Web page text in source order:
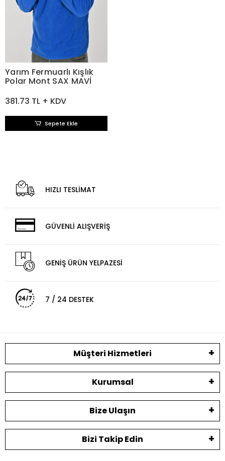
Yarım Fermuarlı Kışlık
Polar Mont SAX MAVİ
381.73 TL + KDV
Sepete Ekle
HIZLI TESLİMAT
GÜVENLİ ALIŞVERİŞ
GENİŞ ÜRÜN YELPAZESİ
7 / 24 DESTEK
Müşteri Hizmetleri
Kurumsal
Bize Ulaşın
Bizi Takip Edin